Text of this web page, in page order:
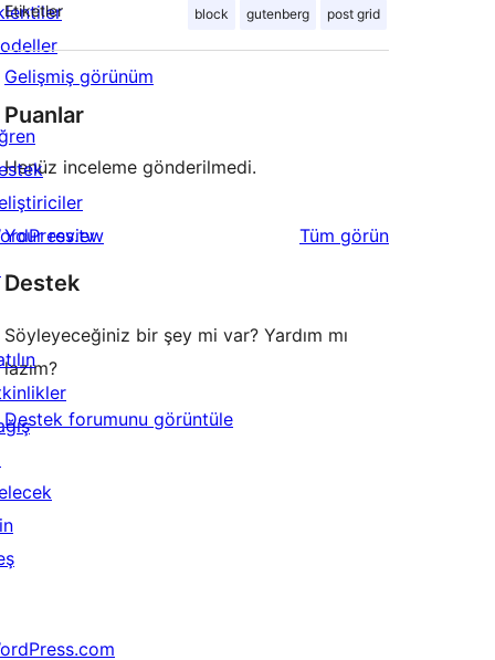
Etiketler block gutenberg post grid
Gelişmiş görünüm
Puanlar
Henüz inceleme gönderilmedi.
Your review Tüm değerlendirmeleri
görün
Destek
Söyleyeceğiniz bir şey mi var? Yardım mı
lazım?
Destek forumunu görüntüle